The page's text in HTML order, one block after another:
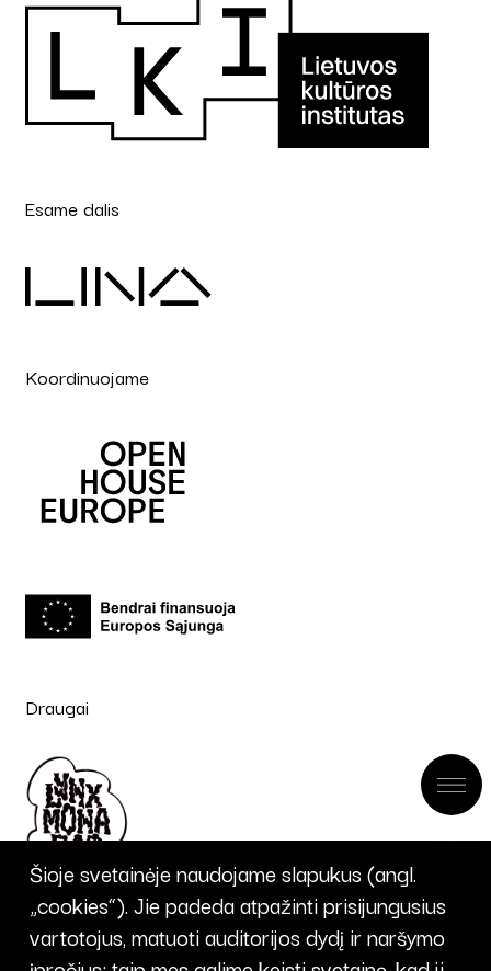
Esame dalis
Koordinuojame
Draugai
Šioje svetainėje naudojame slapukus (angl.
„cookies“). Jie padeda atpažinti prisijungusius
vartotojus, matuoti auditorijos dydį ir naršymo